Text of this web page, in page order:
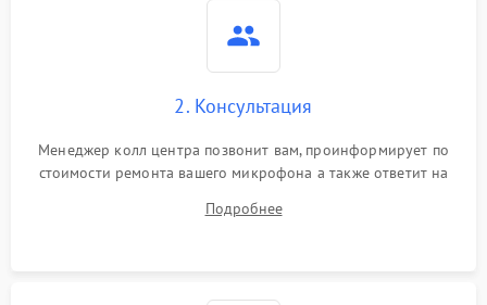
2. Консультация
Менеджер колл центра позвонит вам, проинформирует по
стоимости ремонта вашего микрофона а также ответит на
Подробнее